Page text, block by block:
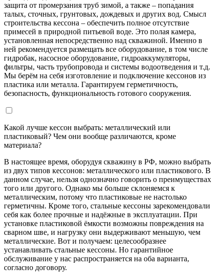
защита от промерзания труб зимой, а также – попадания
талых, сточных, грунтовых, дождевых и других вод. Смысл
строительства кессона – обеспечить полное отсутствие
примесей в природной питьевой воде. Это полая камера,
установленная непосредственно над скважиной. Именно в
ней рекомендуется размещать все оборудование, в том числе
гидробак, насосное оборудование, гидроаккумуляторы,
фильтры, часть трубопровода и системы водоотведения и т.д.
Мы берём на себя изготовление и подключение кессонов из
пластика или металла. Гарантируем герметичность,
безопасность, функциональность готового сооружения.
Какой лучше кессон выбрать: металлический или
пластиковый? Чем они вообще различаются, кроме
материала?
В настоящее время, оборудуя скважину в РФ, можно выбрать
из двух типов кессонов: металлического или пластикового. В
данном случае, нельзя однозначно говорить о преимуществах
того или другого. Однако мы больше склоняемся к
металлическим, потому что пластиковые не настолько
герметичны. Кроме того, стальные кессоны зарекомендовали
себя как более прочные и надёжные в эксплуатации. При
установке пластиковой ёмкости возможны повреждения на
сварном шве, и нагрузку они выдерживают меньшую, чем
металлические. Вот и получаем: целесообразнее
устанавливать стальные кессоны. Но гарантийное
обслуживание у нас распространяется на оба варианта,
согласно договору.